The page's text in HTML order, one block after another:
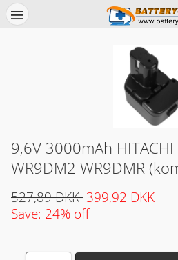
9,6V 3000mAh
WR9DM2 WR9DMR
527,89 DKK 399,92 DKK
Save: 24% off